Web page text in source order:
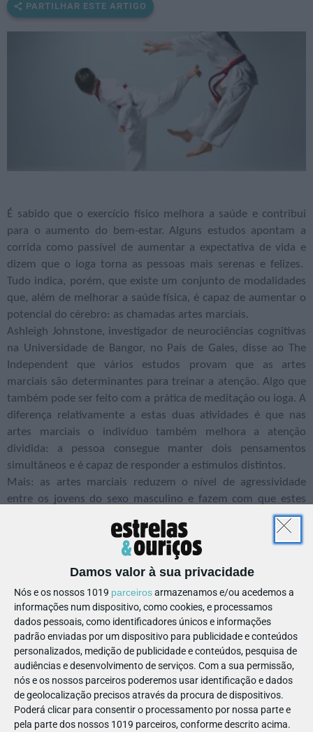
Damos valor à sua privacidade
Nós e os nossos 1019 parceirosarmazenamos e/ou acedemos a
informações num dispositivo, como cookies, e processamos
dados pessoais, como identificadores únicos e informações
padrão enviadas por um dispositivo para publicidade e conteúdos
personalizados, medição de publicidade e conteúdos, pesquisa de
audiências e desenvolvimento de serviços. Com a sua permissão,
nós e os nossos parceiros poderemos usar identificação e dados
de geolocalização precisos através da procura de dispositivos.
Poderá clicar para consentir o processamento por nossa parte e
pela parte dos nossos 1019 parceiros, conforme descrito acima.
PARTILHAR ESTE ARTIGO
É sabido que o exercício físico melhora a saúde e contribui
para o aumento do bem-estar. Alguns estudos apontam a
corrida como passível de aumentar a expectativa de vida e
dizem que o ioga torna as pessoas mais serenas e felizes.
Tudo indica, porém, que existe um conjunto de modalidades
que, além de melhorar a saúde física, é capaz de aumentar o
potencial do cérebro: as chamadas artes marciais.
Ashleigh Johnstone, investigador de neurociências cognitivas
na Universidade de Bangor, no País de Gales, disse ao The
Independent que vários estudos provam que as artes
marciais são determinantes para treinar a atenção. Algo que
também pode ser feito com a prática de meditação ou ioga. A
diferença relativamente a estas duas atividades é que nas
artes marciais o indivíduo também melhora a atenção
dividida: a pessoa consegue manter dois pensamentos
simultâneos e é capaz de responder a estímulos distintos.
Mais: as artes marciais reduzem o nível de agressividade
entre os jovens do sexo masculino e fazem com que estes
fiquem mais disponíveis para ajudar alguém que esteja em
apuros. Curiosamente, isto não se verifica no
comportamento das raparigas – eventualmente porque
apresentam níveis bastante mais baixos de raiva do que os
Este efeito pacificador não se regista apenas em crianças
pequenas. Uma outra investigação mostrou que adolescentes
que praticavam artes marciais também apresentam níveis
menores de agressividade física e verbal, e menos sinais de
hostilidade. Algumas artes marciais como o tai chi, que
valorizam a respiração controlada e a meditação, contribuem
decisivamente para a redução do stress, tanto em jovens
adultos como em pessoas de meia-idade.